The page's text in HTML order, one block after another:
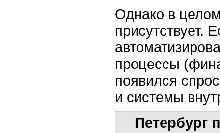
Однако в
присутствует.
процессы
появился
и системы
Петербург